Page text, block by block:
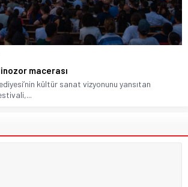
macerası
kültür sanat vizyonunu yansıtan